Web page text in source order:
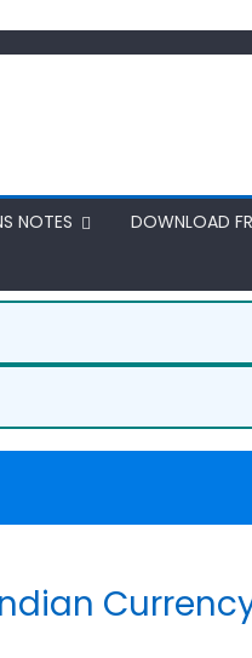
NOTES DOWNLOAD